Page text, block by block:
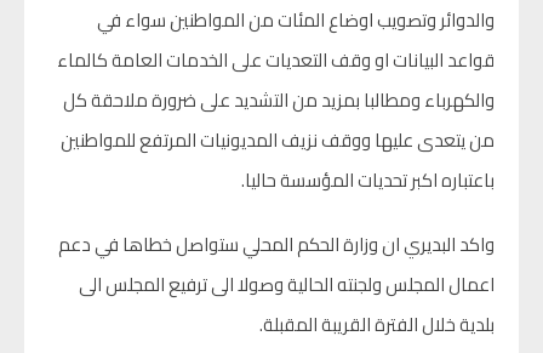
والدوائر وتصويب اوضاع المئات من المواطنين سواء في
قواعد البيانات او وقف التعديات على الخدمات العامة كالماء
والكهرباء ومطالبا بمزيد من التشديد على ضرورة ملاحقة كل
من يتعدى عليها ووقف نزيف المديونيات المرتفع للمواطنين
باعتباره اكبر تحديات المؤسسة حاليا.
واكد البديري ان وزارة الحكم المحلي ستواصل خطاها في دعم
اعمال المجلس ولجنته الحالية وصولا الى ترفيع المجلس الى
بلدية خلال الفترة القريبة المقبلة.